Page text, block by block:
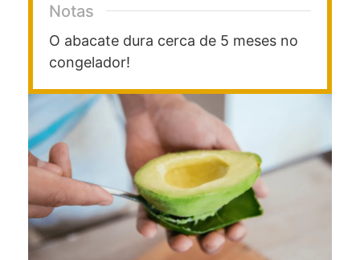
Notas
O abacate dura cerca de 5 meses no
congelador!